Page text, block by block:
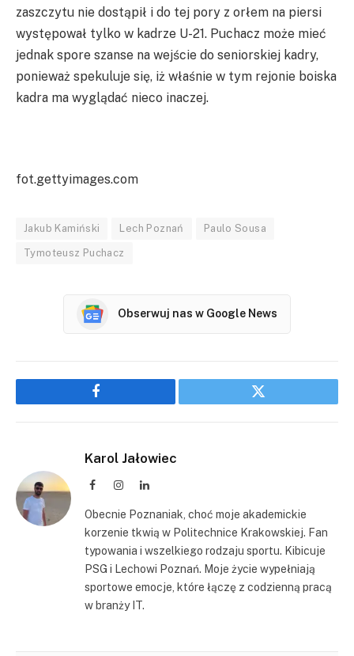
zaszczytu nie dostąpił i do tej pory z orłem na piersi
występował tylko w kadrze U-21. Puchacz może mieć
jednak spore szanse na wejście do seniorskiej kadry,
ponieważ spekuluje się, iż właśnie w tym rejonie boiska
kadra ma wyglądać nieco inaczej.
fot.gettyimages.com
Jakub Kamiński Lech Poznań Paulo Sousa
Tymoteusz Puchacz
Obserwuj nas w Google News
Facebook Twitter
Karol Jałowiec
FacebookInstagramLinkedIn
Obecnie Poznaniak, choć moje akademickie
korzenie tkwią w Politechnice Krakowskiej. Fan
typowania i wszelkiego rodzaju sportu. Kibicuje
PSG i Lechowi Poznań. Moje życie wypełniają
sportowe emocje, które łączę z codzienną pracą
w branży IT.